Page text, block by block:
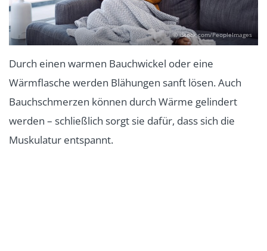
© iStock.com/PeopleImages
Durch einen warmen Bauchwickel oder eine
Wärmflasche werden Blähungen sanft lösen. Auch
Bauchschmerzen können durch Wärme gelindert
werden – schließlich sorgt sie dafür, dass sich die
Muskulatur entspannt.